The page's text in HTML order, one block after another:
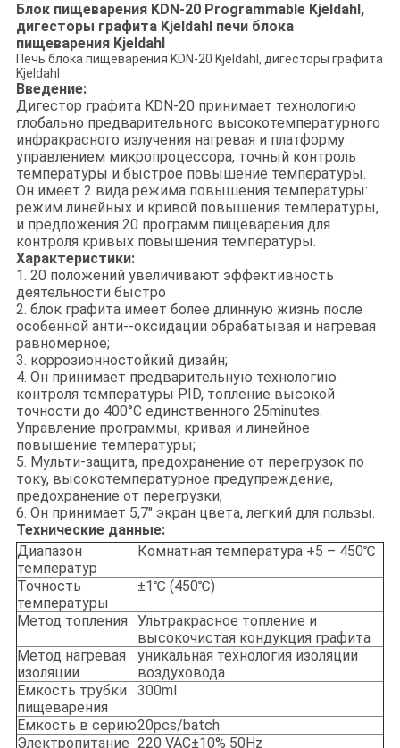
Блок пищеварения KDN-20 Programmable Kjeldahl,
дигесторы графита Kjeldahl печи блока
пищеварения Kjeldahl
Печь блока пищеварения KDN-20 Kjeldahl, дигесторы графита
Kjeldahl
Введение:
Дигестор графита KDN-20 принимает технологию
глобально предварительного высокотемпературного
инфракрасного излучения нагревая и платформу
управлением микропроцессора, точный контроль
температуры и быстрое повышение температуры.
Он имеет 2 вида режима повышения температуры:
режим линейных и кривой повышения температуры,
и предложения 20 программ пищеварения для
контроля кривых повышения температуры.
Характеристики:
1. 20 положений увеличивают эффективность
деятельности быстро
2. блок графита имеет более длинную жизнь после
особенной анти--оксидации обрабатывая и нагревая
равномерное;
3. коррозионностойкий дизайн;
4. Он принимает предварительную технологию
контроля температуры PID, топление высокой
точности до 400°C единственного 25minutes.
Управление программы, кривая и линейное
повышение температуры;
5. Мульти-защита, предохранение от перегрузок по
току, высокотемпературное предупреждение,
предохранение от перегрузки;
6. Он принимает 5,7" экран цвета, легкий для пользы.
Технические данные:
Диапазон
температур
Комнатная температура +5 – 450℃
Точность
температуры
±1℃ (450℃)
Метод топления
Ультракрасное топление и
высокочистая кондукция графита
Метод нагревая
изоляции
уникальная технология изоляции
воздуховода
Емкость трубки
пищеварения
300ml
Емкость в серию20pcs/batch
Электропитание 220 VAC±10% 50Hz